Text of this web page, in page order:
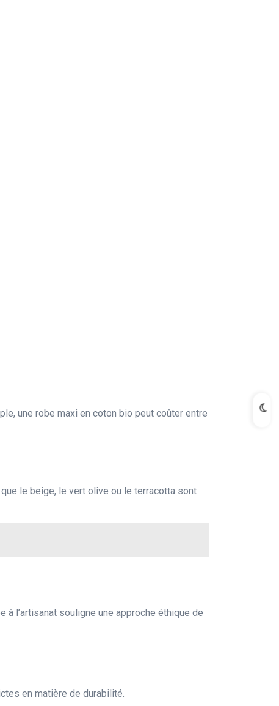
une robe maxi en coton bio peut coûter entre
le beige, le vert olive ou le terracotta sont
l’artisanat souligne une approche éthique de
en matière de durabilité.